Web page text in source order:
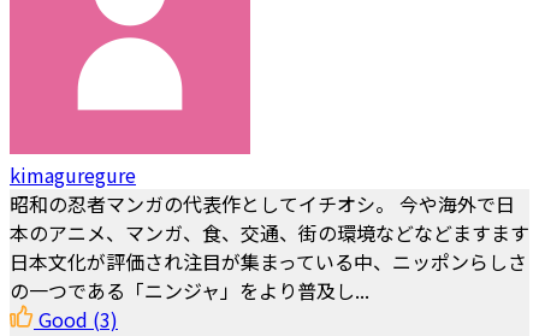
kimaguregure
昭和の忍者マンガの代表作としてイチオシ。 今や海外で日
本のアニメ、マンガ、食、交通、街の環境などなどますます
日本文化が評価され注目が集まっている中、ニッポンらしさ
の一つである「ニンジャ」をより普及し...
Good (3)